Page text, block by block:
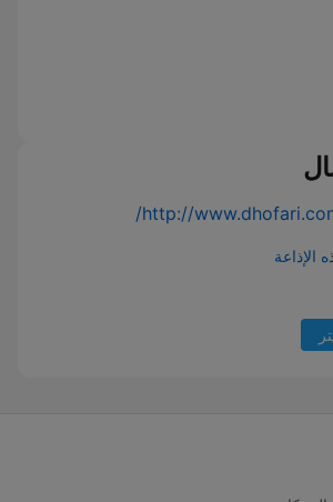
http://
الإذاعة